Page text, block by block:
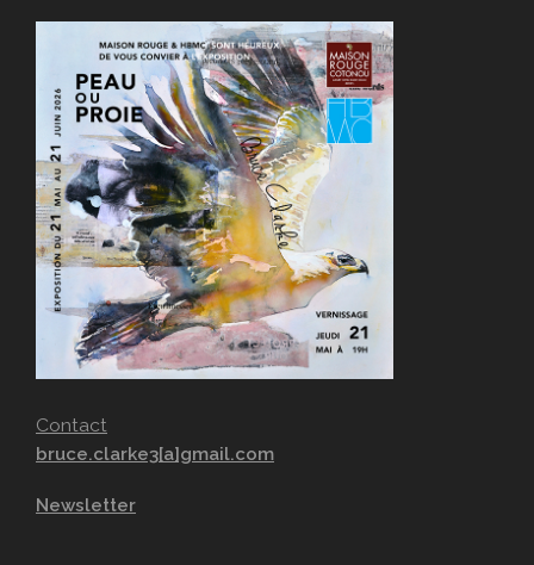
Contact
bruce.clarke3[a]gmail.com
Newsletter